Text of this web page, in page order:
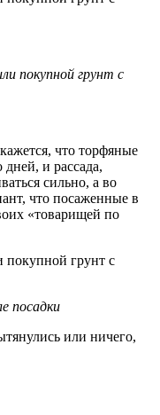
что торфяные
и рассада,
сильно, а во
что посаженные в
«товарищей по
посадки
или ничего,